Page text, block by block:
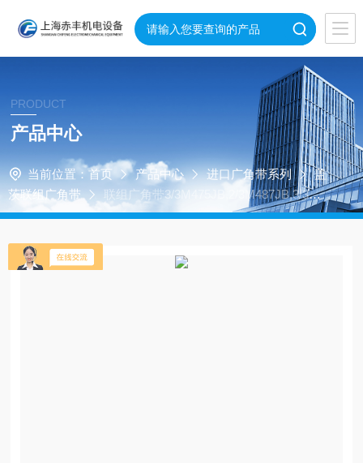
PRODUCT
产品中心
当前位置： 首页 产品中心 进口广角带系列
盖
茨联组广角带
联组广角带3/3M475JB,2/3M487JB,3/3M4
87JB,2/3M500JB,3/3M500JB